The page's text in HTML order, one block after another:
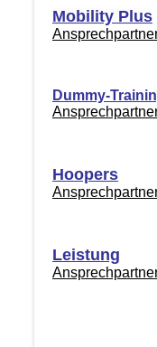
Mobility Plus
Dummy-
Hoopers
Leistung